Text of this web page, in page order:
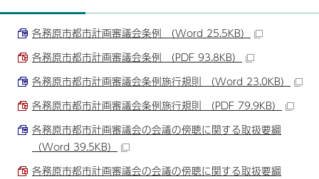
各務原市都市計画審議会条例 （Word 25.5KB）
各務原市都市計画審議会条例 （PDF 93.8KB）
各務原市都市計画審議会条例施行規則 （Word 23.0KB）
各務原市都市計画審議会条例施行規則 （PDF 79.9KB）
各務原市都市計画審議会の会議の傍聴に関する取扱要綱
（Word 39.5KB）
各務原市都市計画審議会の会議の傍聴に関する取扱要綱